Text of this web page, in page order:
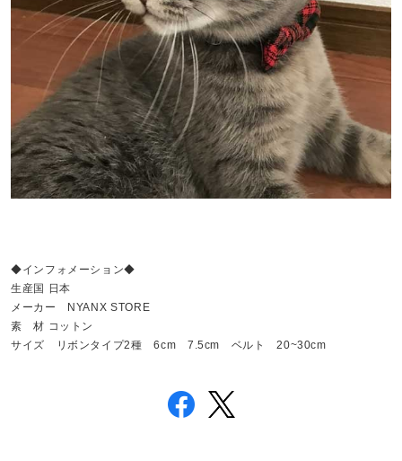
◆インフォメーション◆
生産国 日本
メーカー NYANX STORE
素 材 コットン
サイズ リボンタイプ2種 6cm 7.5cm ベルト 20~30cm